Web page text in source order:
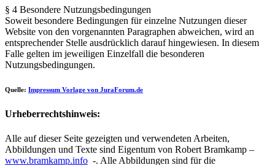
§ 4 Besondere Nutzungsbedingungen
Soweit besondere Bedingungen für einzelne Nutzungen dieser
Website von den vorgenannten Paragraphen abweichen, wird an
entsprechender Stelle ausdrücklich darauf hingewiesen. In diesem
Falle gelten im jeweiligen Einzelfall die besonderen
Nutzungsbedingungen.
Quelle: Impressum Vorlage von JuraForum.de
Urheberrechtshinweis:
Alle auf dieser Seite gezeigten und verwendeten Arbeiten,
Abbildungen und Texte sind Eigentum von Robert Bramkamp –
www.bramkamp.info -. Alle Abbildungen sind für die